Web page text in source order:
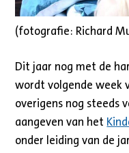
(fotografie: Richard
Dit jaar nog met de
wordt volgende week
overigens nog steeds
aangeven van het
onder leiding van de